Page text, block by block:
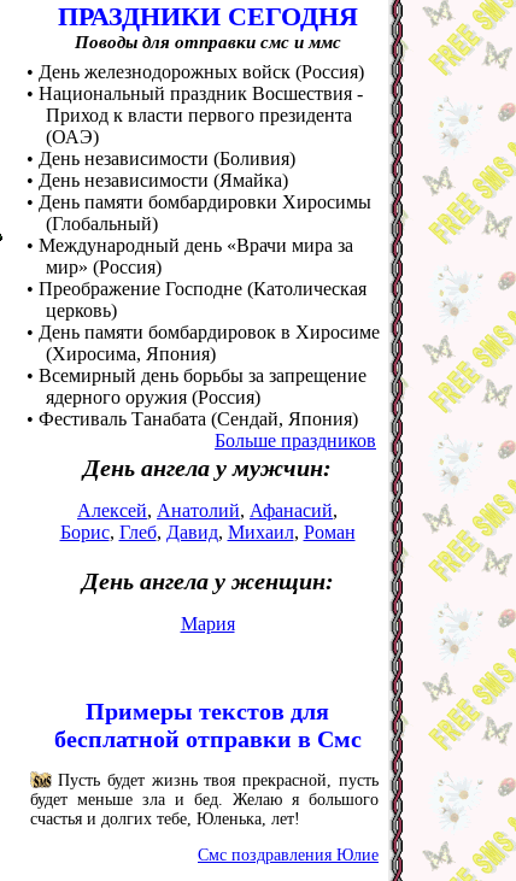
ПРАЗДНИКИ СЕГОДНЯ
Поводы для отправки смс и ммс
• День железнодорожных войск (Россия)
• Национальный праздник Восшествия -
Приход к власти первого президента
(ОАЭ)
• День независимости (Боливия)
• День независимости (Ямайка)
• День памяти бомбардировки Хиросимы
(Глобальный)
• Международный день «Врачи мира за
мир» (Россия)
• Преображение Господне (Католическая
церковь)
• День памяти бомбардировок в Хиросиме
(Хиросима, Япония)
• Всемирный день борьбы за запрещение
ядерного оружия (Россия)
• Фестиваль Танабата (Сендай, Япония)
Больше праздников
День ангела у мужчин:
Алексей, Анатолий, Афанасий,
Борис, Глеб, Давид, Михаил, Роман
День ангела у женщин:
Мария
Примеры текстов для
бесплатной отправки в Смс
Пусть будет жизнь твоя прекрасной, пусть
будет меньше зла и бед. Желаю я большого
счастья и долгих тебе, Юленька, лет!
Смс поздравления Юлие